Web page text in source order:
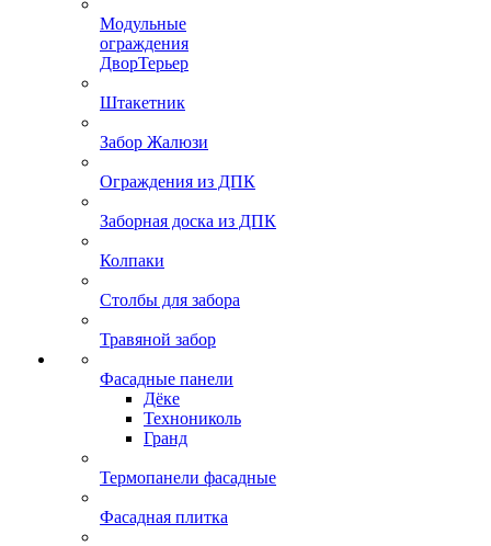
Модульные
ограждения
ДворТерьер
Штакетник
Забор Жалюзи
Ограждения из ДПК
Заборная доска из ДПК
Колпаки
Столбы для забора
Травяной забор
Фасадные панели
Дёке
Технониколь
Гранд
Термопанели фасадные
Фасадная плитка